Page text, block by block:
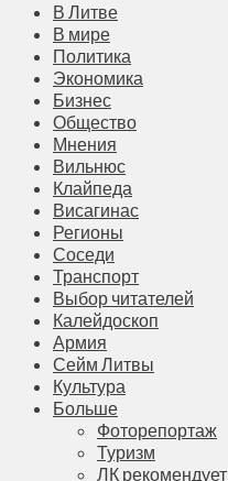
В Литве
В мире
Политика
Экономика
Бизнес
Общество
Мнения
Вильнюс
Клайпеда
Висагинас
Регионы
Соседи
Транспорт
Выбор читателей
Калейдоскоп
Армия
Сейм Литвы
Культура
Больше
Фоторепортаж
Туризм
ЛК рекомендует